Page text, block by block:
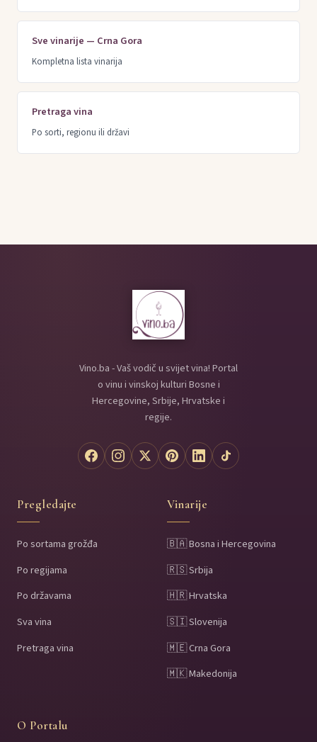
Sve vinarije — Crna Gora
Kompletna lista vinarija
Pretraga vina
Po sorti, regionu ili državi
Vino.ba - Vaš vodič u svijet vina! Portal
o vinu i vinskoj kulturi Bosne i
Hercegovine, Srbije, Hrvatske i
regije.
Pregledajte
Po sortama grožđa
Po regijama
Po državama
Sva vina
Pretraga vina
Vinarije
🇧🇦 Bosna i Hercegovina
🇷🇸 Srbija
🇭🇷 Hrvatska
🇸🇮 Slovenija
🇲🇪 Crna Gora
🇲🇰 Makedonija
O Portalu